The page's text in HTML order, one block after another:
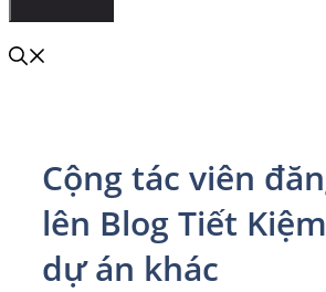
Cộng tác viên
lên Blog Tiết
dự án khác